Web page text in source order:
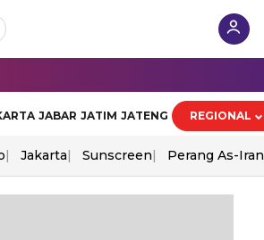
JABAR JATIM JATENG REGIONAL
Jakarta Sunscreen Perang As-Iran